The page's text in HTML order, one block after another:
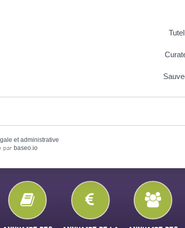
et administrative
par baseo.io